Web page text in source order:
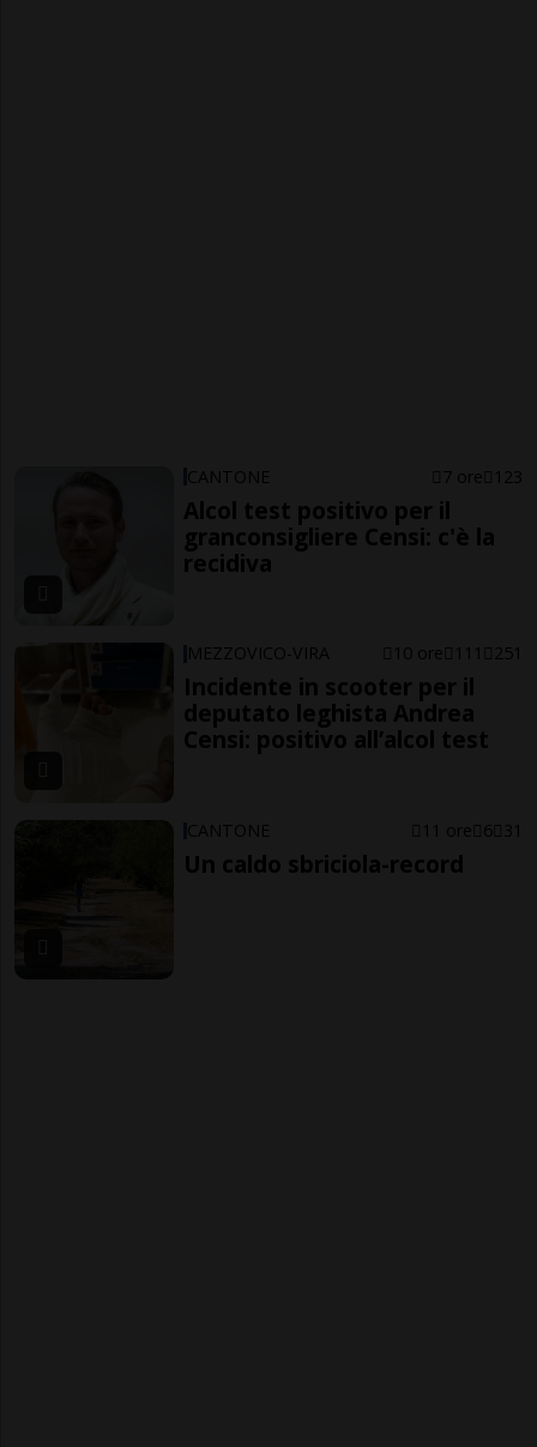
CANTONE 7 ore 123
Alcol test positivo per il
granconsigliere Censi: c'è la
recidiva
MEZZOVICO-VIRA 10 ore 111 251
Incidente in scooter per il
deputato leghista Andrea
Censi: positivo all’alcol test
CANTONE 11 ore 6 31
Un caldo sbriciola-record